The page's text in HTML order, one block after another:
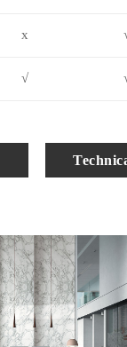
x
√